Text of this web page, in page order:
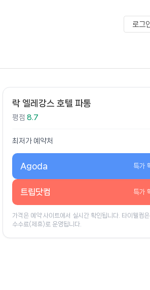
로그
락 엘레강스 호텔 파통
평점 8.7
최저가 예약처
Agoda 특가
트립닷컴 특가
가격은 예약 사이트에서 실시간 확인됩니다. 타이웰컴
수수료(제휴)로 운영됩니다.